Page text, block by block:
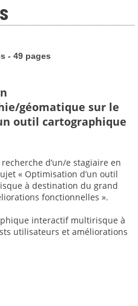
- 49 pages
géomatique sur le
outil cartographique
d’un/e stagiaire en
« Optimisation d’un outil
à destination du grand
fonctionnelles ».
interactif multirisque à
utilisateurs et améliorations